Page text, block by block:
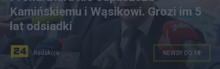
Kamińskiemu i Wąsikowi. Grozi im 5
lat odsiadki
Redakcja NEWSY DO 18